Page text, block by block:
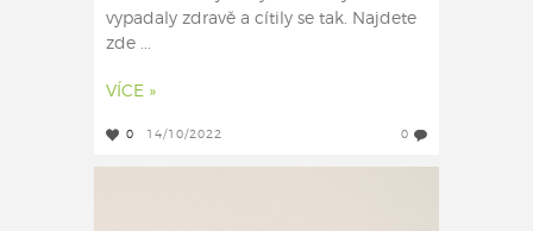
vypadaly zdravě a cítily se tak. Najdete
zde ...
VÍCE »
0 14/10/2022 0